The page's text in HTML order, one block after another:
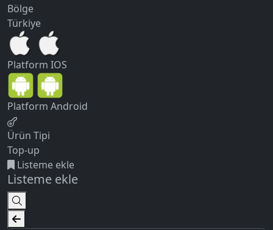
Bölge
Türkiye
Platform IOS
Platform Android
Ürün Tipi
Top-up
Listeme ekle
Listeme ekle